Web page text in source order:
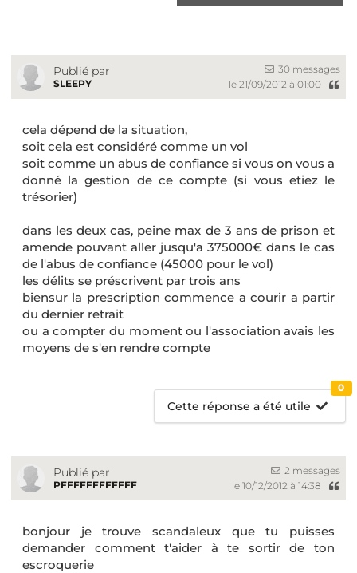
Publié par
SLEEPY
30 messages
le 21/09/2012 à 01:00
cela dépend de la situation,
soit cela est considéré comme un vol
soit comme un abus de confiance si vous on vous a
donné la gestion de ce compte (si vous etiez le
trésorier)
dans les deux cas, peine max de 3 ans de prison et
amende pouvant aller jusqu'a 375000€ dans le cas
de l'abus de confiance (45000 pour le vol)
les délits se préscrivent par trois ans
biensur la prescription commence a courir a partir
du dernier retrait
ou a compter du moment ou l'association avais les
moyens de s'en rendre compte
Cette réponse a été utile
0
Publié par
PFFFFFFFFFFFF
2 messages
le 10/12/2012 à 14:38
bonjour je trouve scandaleux que tu puisses
demander comment t'aider à te sortir de ton
escroquerie